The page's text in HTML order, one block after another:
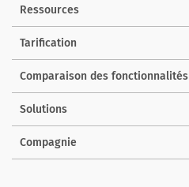
Ressources
Tarification
Comparaison des fonctionnalités
Solutions
Compagnie